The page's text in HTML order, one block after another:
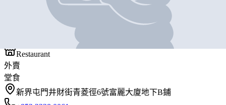
Restaurant
外賣
堂食
新界屯門井財街青菱徑6號富麗大廈地下B鋪